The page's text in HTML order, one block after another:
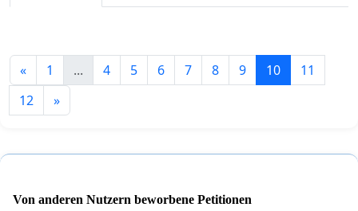
« 1 ... 4 5 6 7 8 9 10
11
12
»
Von anderen Nutzern beworbene Petitionen